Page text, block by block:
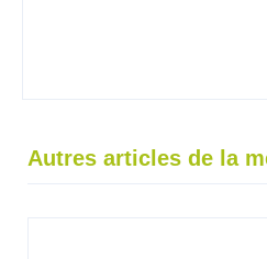
Autres articles de la